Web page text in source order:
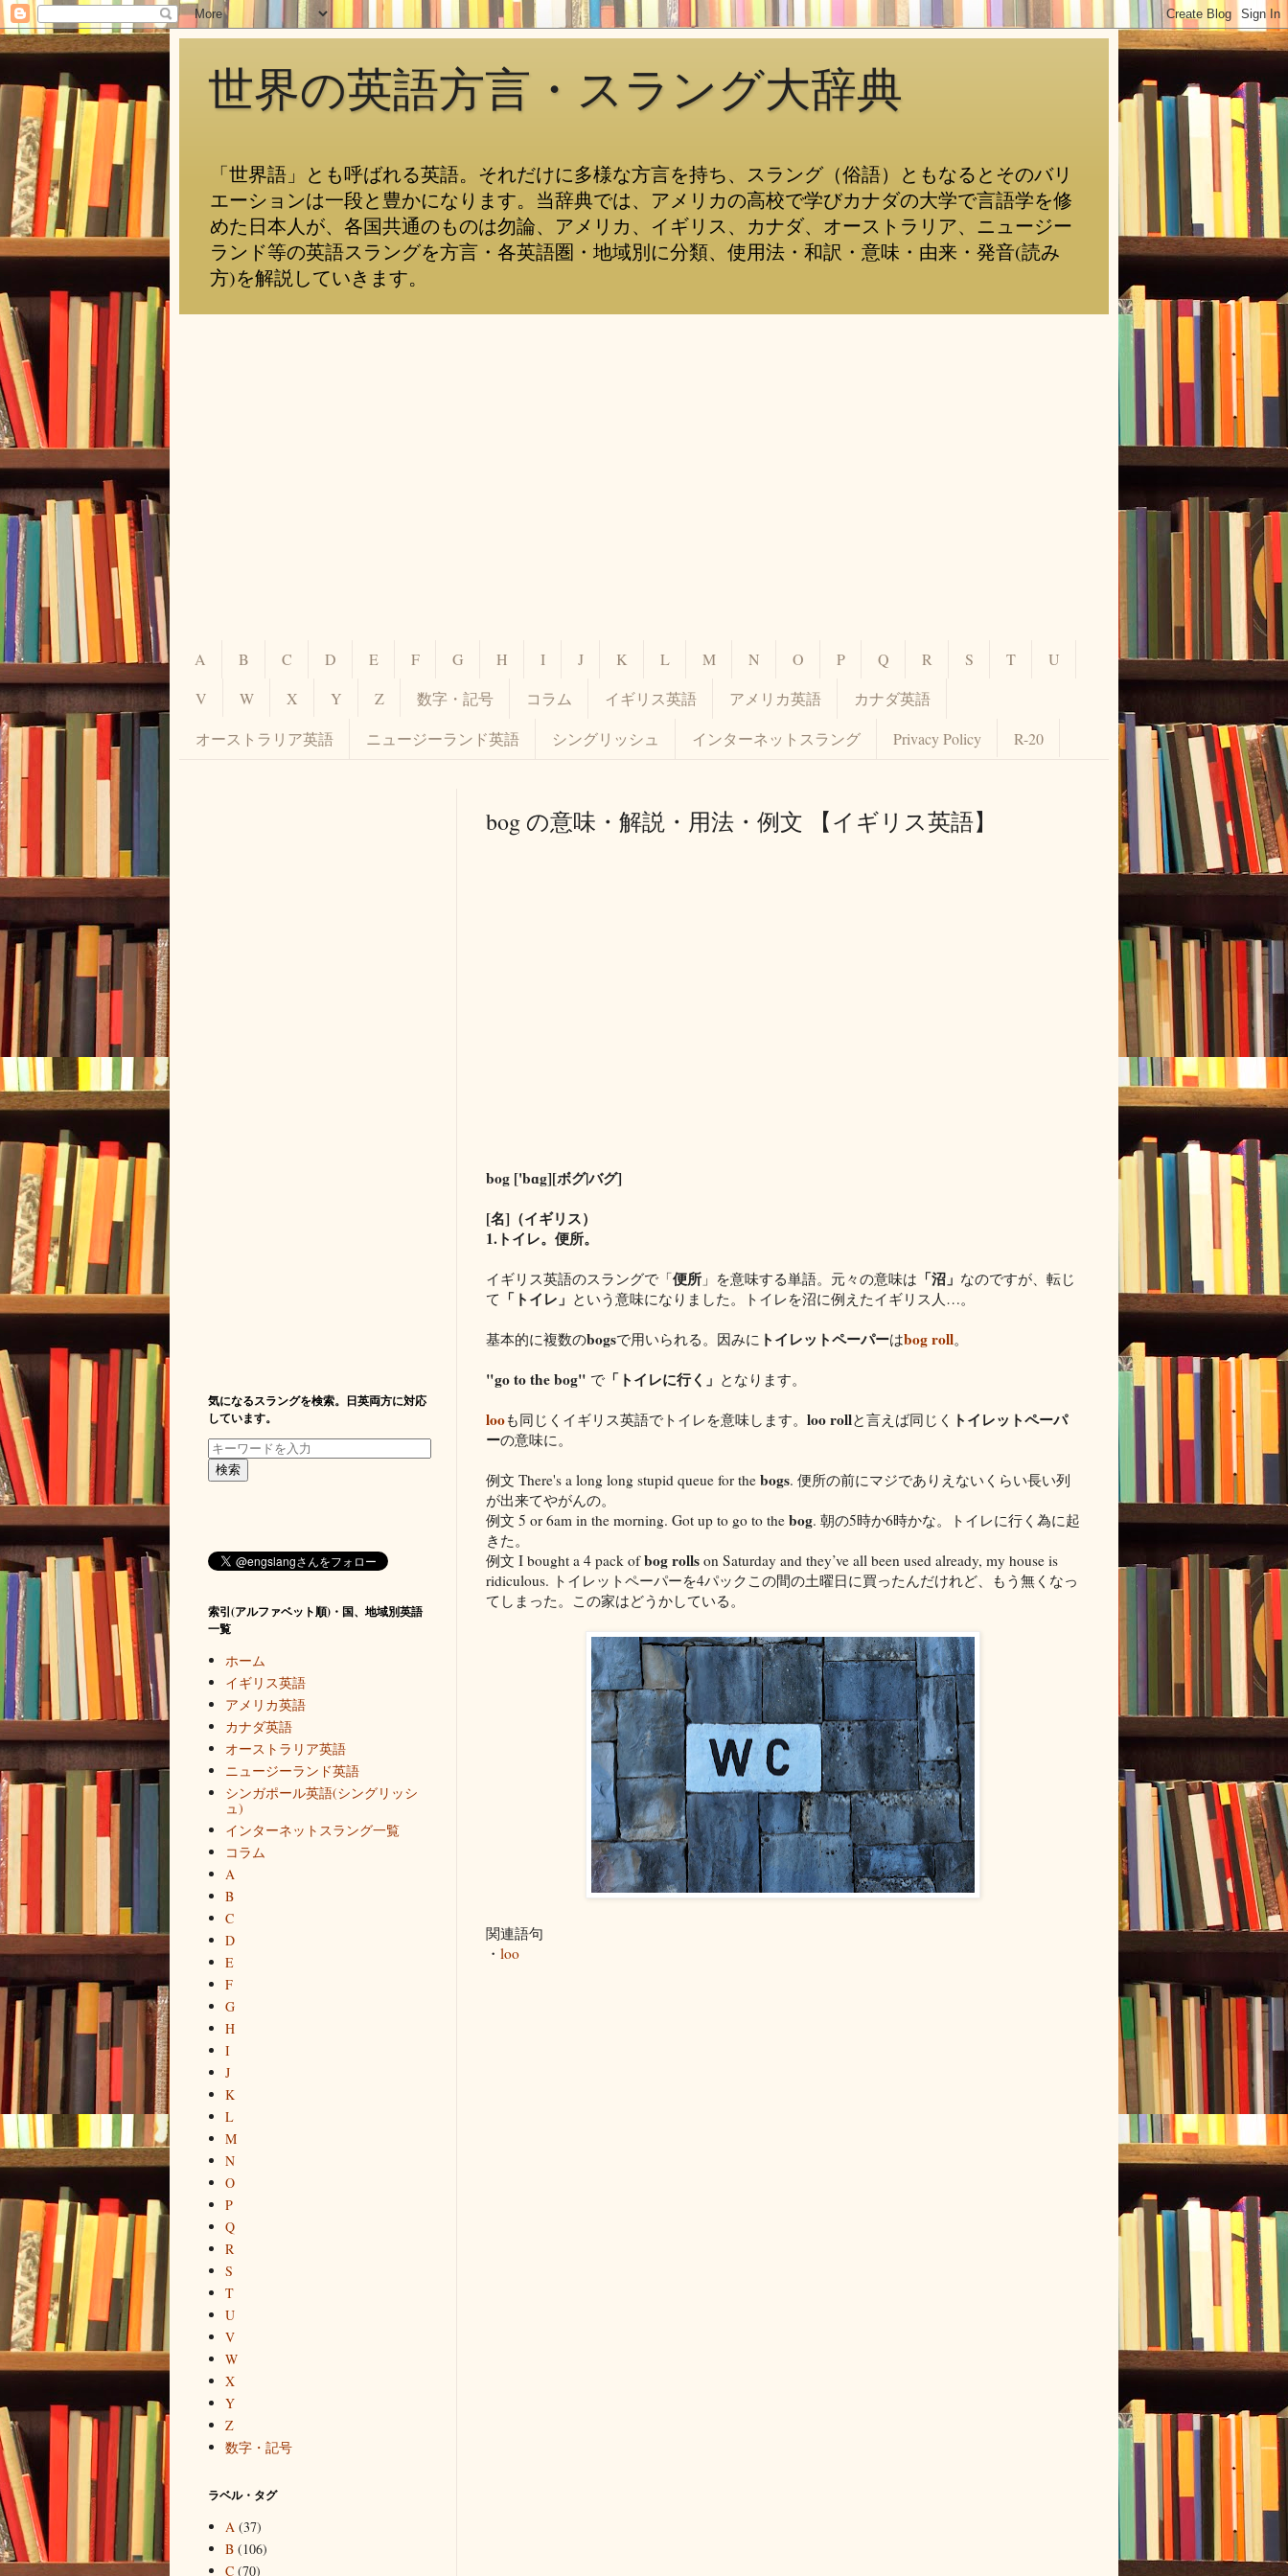
世界の英語方言・スラング大辞典
「世界語」とも呼ばれる英語。それだけに多様な方言を持ち、スラング（俗語）ともなるとそのバリ
エーションは一段と豊かになります。当辞典では、アメリカの高校で学びカナダの大学で言語学を修
めた日本人が、各国共通のものは勿論、アメリカ、イギリス、カナダ、オーストラリア、ニュージー
ランド等の英語スラングを方言・各英語圏・地域別に分類、使用法・和訳・意味・由来・発音(読み
方)を解説していきます。
A B C D E F G H I J K L M N O P Q R S T
U
V
W X Y Z 数字・記号 コラム イギリス英語 アメリカ英語 カナダ英語
オーストラリア英語 ニュージーランド英語 シングリッシュ インターネットスラング Privacy Policy R-20
bog の意味・解説・用法・例文 【イギリス英語】
bog ['bɑg][ボグ|バグ]
[名]（イギリス）
1.トイレ。便所。
イギリス英語のスラングで「便所 」を意味する単語。元々の意味は 「沼」 なのですが、転じ
て 「トイレ」 という意味になりました。トイレを沼に例えたイギリス人…。
基本的に複数のbogsで用いられる。因みに トイレットペーパーはbog roll。
"go to the bog" で 「トイレに行く」 となります。
looも同じくイギリス英語でトイレを意味します。 loo rollと言えば同じく トイレットペーパ
ーの意味に。
例文 There's a long long stupid queue for the bogs. 便所の前にマジでありえないくらい長い列
が出来てやがんの。
例文 5 or 6am in the morning. Got up to go to the bog. 朝の5時か6時かな。トイレに行く為に起
きた。
例文 I bought a 4 pack ofbog rolls on Saturday and they’ve all been used already, my house is
ridiculous. トイレットペーパーを4パックこの間の土曜日に買ったんだけれど、もう無くなっ
てしまった。この家はどうかしている。
関連語句
・ loo
気になるスラングを検索。日英両方に対応
しています。
索引(アルファベット順)・国、地域別英語
一覧
ホーム
イギリス英語
アメリカ英語
カナダ英語
オーストラリア英語
ニュージーランド英語
シンガポール英語(シングリッシ
ュ)
インターネットスラング一覧
コラム
A
B
C
D
E
F
G
H
I
J
K
L
M
N
O
P
Q
R
S
T
U
V
W
X
Y
Z
数字・記号
ラベル・タグ
A (37)
B (106)
C (70)